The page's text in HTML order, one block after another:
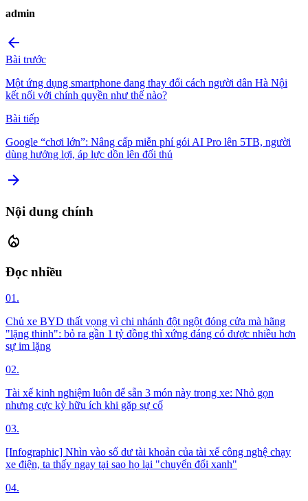
admin
arrow_back
Bài trước
Một ứng dụng smartphone đang thay đổi cách người dân Hà Nội
kết nối với chính quyền như thế nào?
Bài tiếp
Google “chơi lớn”: Nâng cấp miễn phí gói AI Pro lên 5TB, người
dùng hưởng lợi, áp lực dồn lên đối thủ
arrow_forward
Nội dung chính
local_fire_department
Đọc nhiều
01.
Chủ xe BYD thất vọng vì chi nhánh đột ngột đóng cửa mà hãng
"lặng thinh": bỏ ra gần 1 tỷ đồng thì xứng đáng có được nhiều hơn
sự im lặng
02.
Tài xế kinh nghiệm luôn để sẵn 3 món này trong xe: Nhỏ gọn
nhưng cực kỳ hữu ích khi gặp sự cố
03.
[Infographic] Nhìn vào số dư tài khoản của tài xế công nghệ chạy
xe điện, ta thấy ngay tại sao họ lại "chuyển đổi xanh"
04.